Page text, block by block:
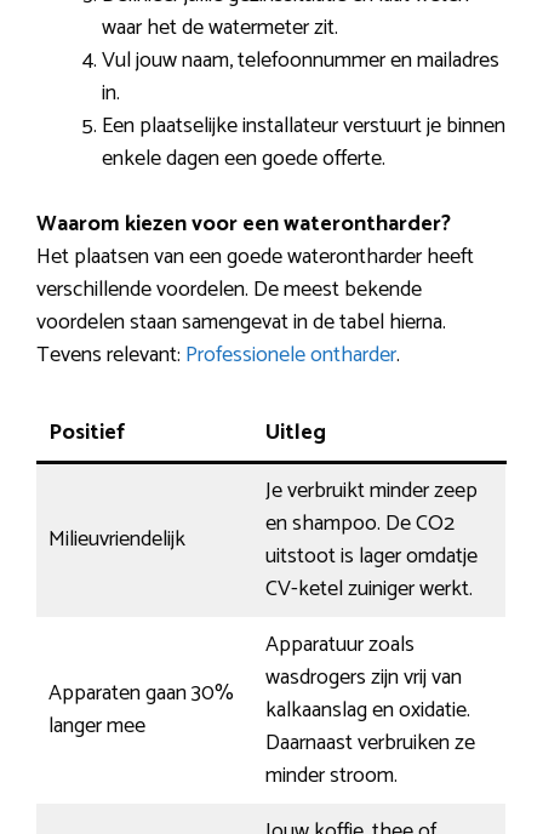
waar het de watermeter zit.
Vul jouw naam, telefoonnummer en mailadres
in.
Een plaatselijke installateur verstuurt je binnen
enkele dagen een goede offerte.
Waarom kiezen voor een waterontharder?
Het plaatsen van een goede waterontharder heeft
verschillende voordelen. De meest bekende
voordelen staan samengevat in de tabel hierna.
Tevens relevant: Professionele ontharder.
Positief Uitleg
Milieuvriendelijk
Je verbruikt minder zeep
en shampoo. De CO2
uitstoot is lager omdatje
CV-ketel zuiniger werkt.
Apparaten gaan 30%
langer mee
Apparatuur zoals
wasdrogers zijn vrij van
kalkaanslag en oxidatie.
Daarnaast verbruiken ze
minder stroom.